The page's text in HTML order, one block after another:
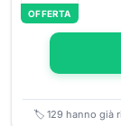
OFFERTA
🏷️ 129 hanno già